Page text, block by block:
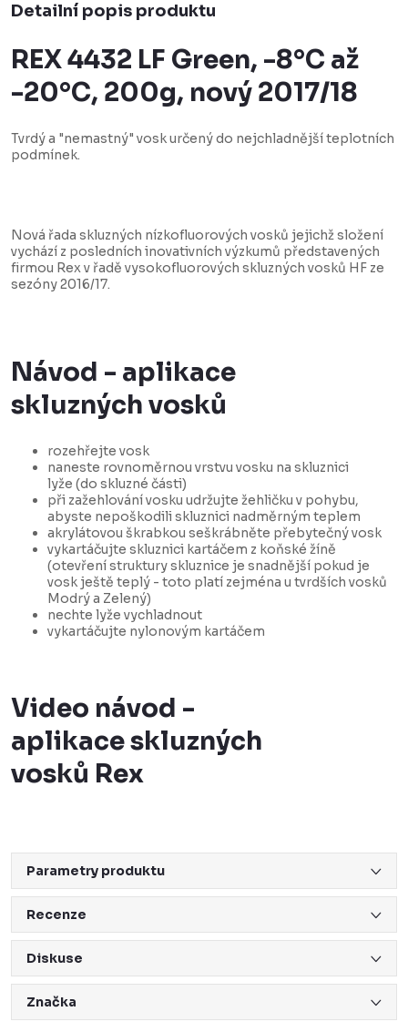
Detailní popis produktu
REX 4432 LF Green, -8°C až
-20°C, 200g, nový 2017/18
Tvrdý a "nemastný" vosk určený do nejchladnější teplotních
podmínek.
Nová řada skluzných nízkofluorových vosků jejichž složení
vychází z posledních inovativních výzkumů představených
firmou Rex v řadě vysokofluorových skluzných vosků HF ze
sezóny 2016/17.
Návod - aplikace
skluzných vosků
rozehřejte vosk
naneste rovnoměrnou vrstvu vosku na skluznici
lyže (do skluzné části)
při zažehlování vosku udržujte žehličku v pohybu,
abyste nepoškodili skluznici nadměrným teplem
akrylátovou škrabkou seškrábněte přebytečný vosk
vykartáčujte skluznici kartáčem z koňské žíně
(otevření struktury skluznice je snadnější pokud je
vosk ještě teplý - toto platí zejména u tvrdších vosků
Modrý a Zelený)
nechte lyže vychladnout
vykartáčujte nylonovým kartáčem
Video návod -
aplikace skluzných
vosků Rex
Parametry produktu
Recenze
Diskuse
Značka